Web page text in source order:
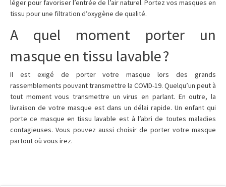
léger pour favoriser l’entrée de l’air naturel. Portez vos masques en
tissu pour une filtration d’oxygène de qualité.
A quel moment porter un
masque en tissu lavable ?
Il est exigé de porter votre masque lors des grands
rassemblements pouvant transmettre la COVID-19. Quelqu’un peut à
tout moment vous transmettre un virus en parlant. En outre, la
livraison de votre masque est dans un délai rapide. Un enfant qui
porte ce masque en tissu lavable est à l’abri de toutes maladies
contagieuses. Vous pouvez aussi choisir de porter votre masque
partout où vous irez.